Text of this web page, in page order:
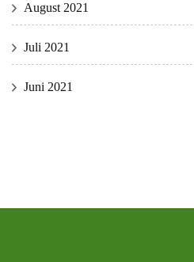
August 2021
Juli 2021
Juni 2021